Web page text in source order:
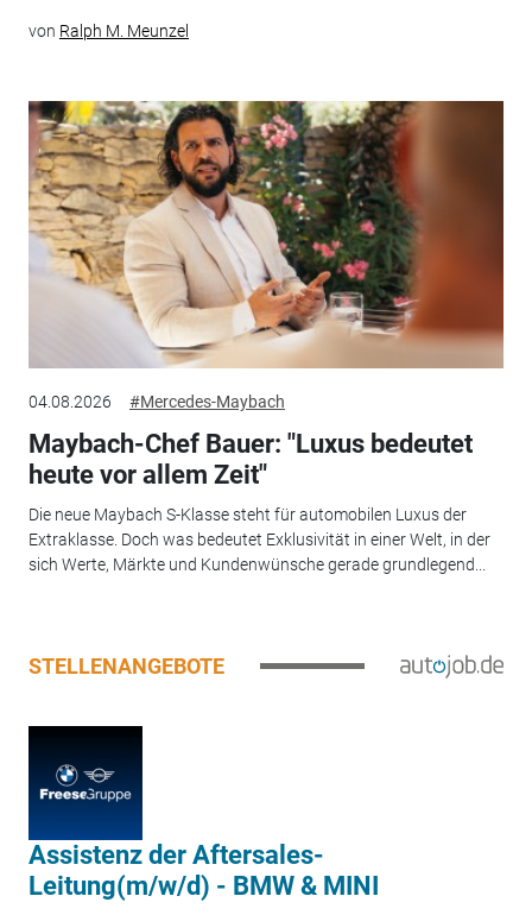
von Ralph M. Meunzel
04.08.2026 #Mercedes-Maybach
Maybach-Chef Bauer: "Luxus bedeutet
heute vor allem Zeit"
Die neue Maybach S-Klasse steht für automobilen Luxus der
Extraklasse. Doch was bedeutet Exklusivität in einer Welt, in der
sich Werte, Märkte und Kundenwünsche gerade grundlegend...
STELLENANGEBOTE
Assistenz der Aftersales-
Leitung(m/w/d) - BMW & MINI